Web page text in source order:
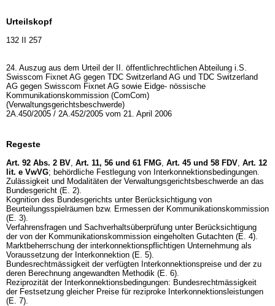
Urteilskopf
132 II 257
24. Auszug aus dem Urteil der II. öffentlichrechtlichen Abteilung i.S.
Swisscom Fixnet AG gegen TDC Switzerland AG und TDC Switzerland
AG gegen Swisscom Fixnet AG sowie Eidge- nössische
Kommunikationskommission (ComCom)
(Verwaltungsgerichtsbeschwerde)
2A.450/2005 / 2A.452/2005 vom 21. April 2006
Regeste
Art. 92 Abs. 2 BV, Art. 11, 56 und 61 FMG, Art. 45 und 58 FDV, Art. 12
lit. e VwVG; behördliche Festlegung von Interkonnektionsbedingungen.
Zulässigkeit und Modalitäten der Verwaltungsgerichtsbeschwerde an das
Bundesgericht (E. 2).
Kognition des Bundesgerichts unter Berücksichtigung von
Beurteilungsspielräumen bzw. Ermessen der Kommunikationskommission
(E. 3).
Verfahrensfragen und Sachverhaltsüberprüfung unter Berücksichtigung
der von der Kommunikationskommission eingeholten Gutachten (E. 4).
Marktbeherrschung der interkonnektionspflichtigen Unternehmung als
Voraussetzung der Interkonnektion (E. 5).
Bundesrechtmässigkeit der verfügten Interkonnektionspreise und der zu
deren Berechnung angewandten Methodik (E. 6).
Reziprozität der Interkonnektionsbedingungen: Bundesrechtmässigkeit
der Festsetzung gleicher Preise für reziproke Interkonnektionsleistungen
(E. 7).